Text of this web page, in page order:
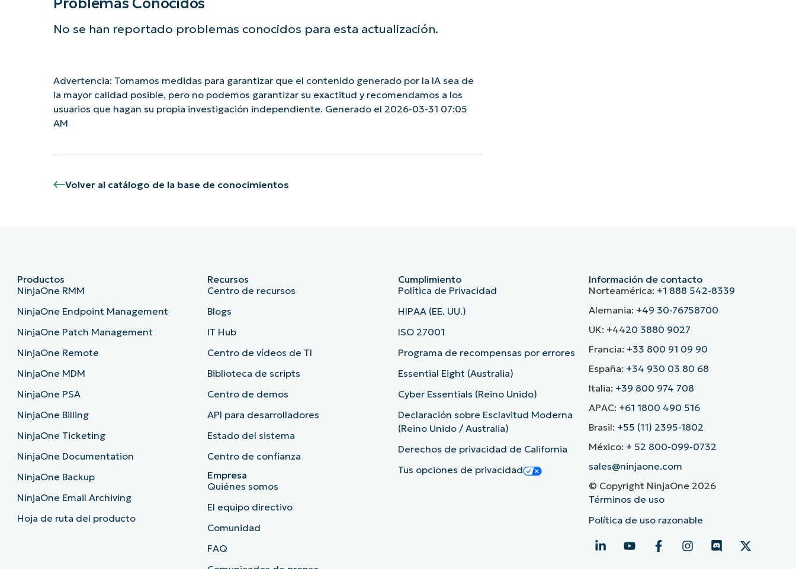
No se han reportado problemas conocidos para esta actualización.
Advertencia: Tomamos medidas para garantizar que el contenido generado por la IA sea de
la mayor calidad posible, pero no podemos garantizar su exactitud y recomendamos a los
usuarios que hagan su propia investigación independiente. Generado el 2026-03-31 07:05
AM
Volver al catálogo de la base de conocimientos
Productos
NinjaOne RMM
NinjaOne Endpoint Management
NinjaOne Patch Management
NinjaOne Remote
NinjaOne MDM
NinjaOne PSA
NinjaOne Billing
NinjaOne Ticketing
NinjaOne Documentation
NinjaOne Backup
NinjaOne Email Archiving
Hoja de ruta del producto
Recursos
Centro de recursos
Blogs
IT Hub
Centro de vídeos de TI
Biblioteca de scripts
Centro de demos
API para desarrolladores
Estado del sistema
Centro de confianza
Empresa
Quiénes somos
El equipo directivo
Comunidad
FAQ
Cumplimiento
Política de Privacidad
HIPAA (EE. UU.)
ISO 27001
Programa de recompensas por errores
Essential Eight (Australia)
Cyber Essentials (Reino Unido)
Declaración sobre Esclavitud Moderna
(Reino Unido / Australia)
Derechos de privacidad de California
Tus opciones de privacidad
Información de contacto
Norteamérica: +1 888 542-8339
Alemania: +49 30-76758700
UK: +4420 3880 9027
Francia: +33 800 91 09 90
España: +34 930 03 80 68
Italia: +39 800 974 708
APAC: +61 1800 490 516
Brasil: +55 (11) 2395-1802
México: + 52 800-099-0732
sales@ninjaone.com
© Copyright NinjaOne 2026
Términos de uso
Política de uso razonable